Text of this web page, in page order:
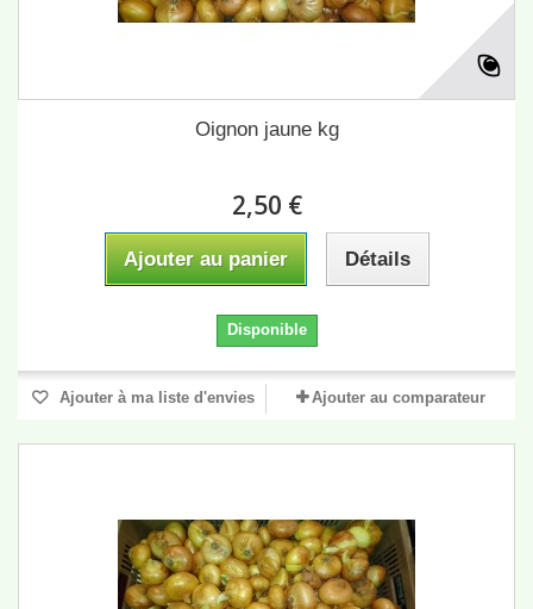
Oignon jaune kg
2,50 €
Ajouter au panier Détails
Disponible
Ajouter à ma liste d'envies Ajouter au comparateur